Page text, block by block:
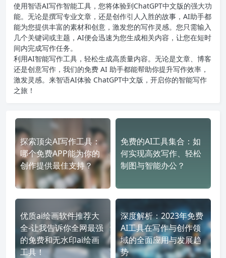
使用智语AI写作智能工具，您将体验到ChatGPT中文版的强大功
能。无论是撰写专业文章，还是创作引人入胜的故事，AI助手都
能为您提供丰富的素材和创意，激发您的写作灵感。您只需输入
几个关键词或主题，AI便会迅速为您生成相关内容，让您在短时
间内完成写作任务。
利用AI智能写作工具，轻松生成高质量内容。无论是文章、博客
还是创意写作，我们的免费 AI 助手都能帮助你提升写作效率，
激发灵感。来智语AI体验 ChatGPT中文版 ，开启你的智能写作
之旅！
探索顶尖AI写作工具：
哪个免费APP能为你的
创作提供最佳支持？
免费的AI工具集合：如
何实现高效写作、轻松
制图与智能办公？
优质ai绘画软件推荐大
全-让我告诉你全网最强
的免费和无水印ai绘画
工具！
深度解析：2023年免费
AI工具在写作与创作领
域的全面应用与发展趋
势